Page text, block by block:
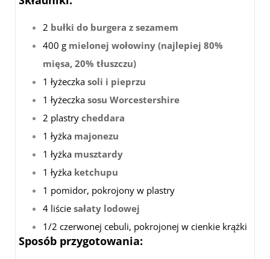
2 bułki do burgera z sezamem
400 g mielonej wołowiny (najlepiej 80%
mięsa, 20% tłuszczu)
1 łyżeczka soli i pieprzu
1 łyżeczka sosu Worcestershire
2 plastry cheddara
1 łyżka majonezu
1 łyżka musztardy
1 łyżka ketchupu
1 pomidor, pokrojony w plastry
4 liście sałaty lodowej
1/2 czerwonej cebuli, pokrojonej w cienkie krążki
Sposób przygotowania: